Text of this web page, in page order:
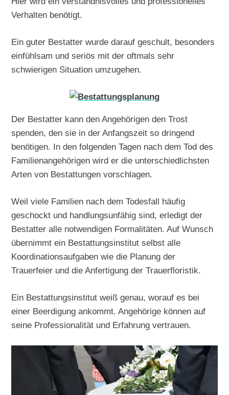
Verhalten benötigt.
Ein guter Bestatter wurde darauf geschult, besonders
einfühlsam und seriös mit der oftmals sehr
schwierigen Situation umzugehen.
Der Bestatter kann den Angehörigen den Trost
spenden, den sie in der Anfangszeit so dringend
benötigen. In den folgenden Tagen nach dem Tod des
Familienangehörigen wird er die unterschiedlichsten
Arten von Bestattungen vorschlagen.
Weil viele Familien nach dem Todesfall häufig
geschockt und handlungsunfähig sind, erledigt der
Bestatter alle notwendigen Formalitäten. Auf Wunsch
übernimmt ein Bestattungsinstitut selbst alle
Koordinationsaufgaben wie die Planung der
Trauerfeier und die Anfertigung der Trauerfloristik.
Ein Bestattungsinstitut weiß genau, worauf es bei
einer Beerdigung ankommt. Angehörige können auf
seine Professionalität und Erfahrung vertrauen.